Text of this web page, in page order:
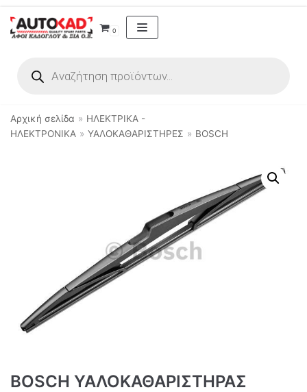
Μεταπηδήστε
στο
0
Αρχική σελίδα » ΗΛΕΚΤΡΙΚΑ -
ΗΛΕΚΤΡΟΝΙΚΑ » ΥΑΛΟΚΑΘΑΡΙΣΤΗΡΕΣ » BOSCH
BOSCH ΥΑΛΟΚΑΘΑΡΙΣΤΗΡΑΣ